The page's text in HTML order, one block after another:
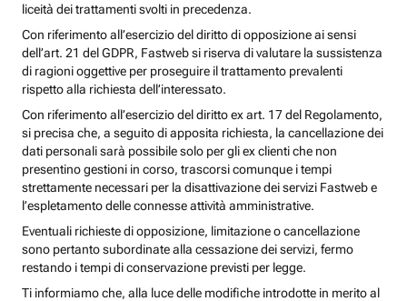
liceità dei trattamenti svolti in precedenza.
Con riferimento all’esercizio del diritto di opposizione ai sensi
dell’art. 21 del GDPR, Fastweb si riserva di valutare la sussistenza
di ragioni oggettive per proseguire il trattamento prevalenti
rispetto alla richiesta dell’interessato.
Con riferimento all’esercizio del diritto ex art. 17 del Regolamento,
si precisa che, a seguito di apposita richiesta, la cancellazione dei
dati personali sarà possibile solo per gli ex clienti che non
presentino gestioni in corso, trascorsi comunque i tempi
strettamente necessari per la disattivazione dei servizi Fastweb e
l’espletamento delle connesse attività amministrative.
Eventuali richieste di opposizione, limitazione o cancellazione
sono pertanto subordinate alla cessazione dei servizi, fermo
restando i tempi di conservazione previsti per legge.
Ti informiamo che, alla luce delle modifiche introdotte in merito al